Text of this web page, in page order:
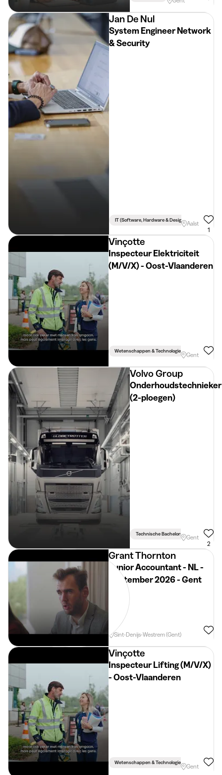
Jan De Nul
System Engineer Network
& Security
IT (software, Hardware & Design)Aalst
1
Vinçotte
Inspecteur Elektriciteit
(M/V/X) - Oost-Vlaanderen
Wetenschappen & Technologie
Gent
Volvo Group
Onderhoudstechnieker
(2-ploegen)
Technische Bachelors Gent
2
Grant Thornton
Junior Accountant - NL -
September 2026 - Gent
Sint-Denijs-Westrem (Gent)
Vinçotte
Inspecteur Lifting (M/V/X)
- Oost-Vlaanderen
Wetenschappen & Technologie
Gent